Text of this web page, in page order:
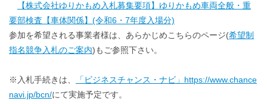
【株式会社ゆりかもめ入札募集要項】ゆりかもめ車両全般・重
要部検査【車体関係】(令和6・7年度入場分)
参加を希望される事業者様は、あらかじめこちらのページ(希望制
指名競争入札のご案内)もご参照下さい。
※入札手続きは、
「ビジネスチャンス・ナビ」https://www.chance
navi.jp/bcn/にて実施予定です。